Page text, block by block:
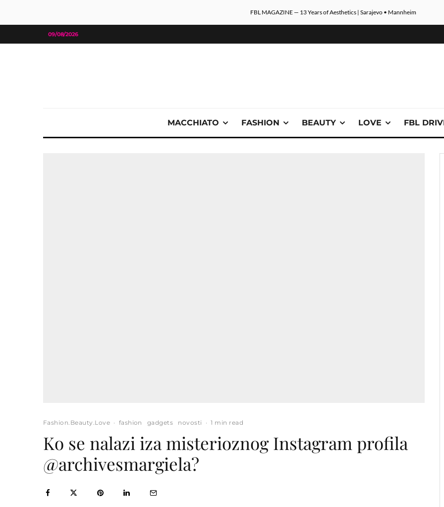
FBL MAGAZINE — 13 Years of Aesthetics | Sarajevo • Mannheim
09/08/2026
MACCHIATO FASHION BEAUTY LOVE FBL
Fashion.Beauty.Love · fashion gadgets novosti · 1 min read
Ko se nalazi iza misterioznog Instagram profila
@archivesmargiela?